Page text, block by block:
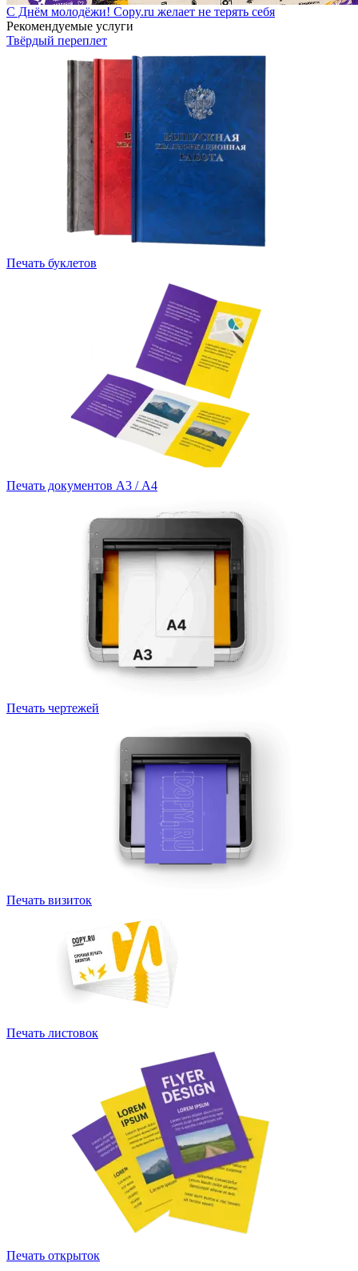
С Днём молодёжи! Copy.ru желает не терять себя
Рекомендуемые услуги
Твёрдый переплет
Печать буклетов
Печать документов А3 / А4
Печать чертежей
Печать визиток
Печать листовок
Печать открыток